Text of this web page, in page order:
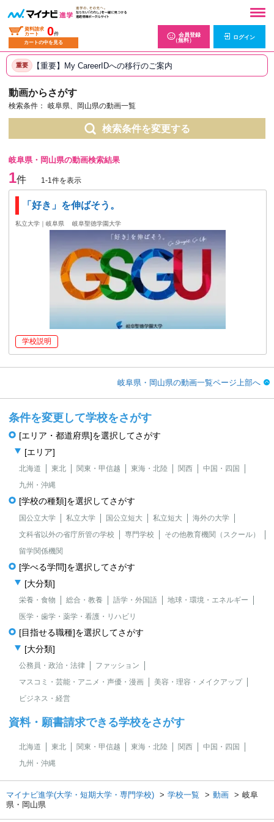
資料請求
カート
0件
カートの中を見る
会員登録
（無料）
ログイン
重要 【重要】My CareerIDへの移行のご案内
動画からさがす
検索条件： 岐阜県、岡山県の動画一覧
検索条件を変更する
岐阜県・岡山県の動画検索結果
1件 1-1件を表示
「好き」を伸ばそう。
私立大学｜岐阜県 岐阜聖徳学園大学
学校説明
岐阜県・岡山県の動画一覧ページ上部へ
条件を変更して学校をさがす
[エリア・都道府県]を選択してさがす
[エリア]
北海道 東北 関東・甲信越 東海・北陸 関西
中国・四国
九州・沖縄
[学校の種類]を選択してさがす
国公立大学 私立大学 国公立短大 私立短大
海外の大学
文科省以外の省庁所管の学校
専門学校
その他教育機関（スクール）
留学関係機関
[学べる学問]を選択してさがす
[大分類]
栄養・食物 総合・教養 語学・外国語
地球・環境・エネルギー
医学・歯学・薬学・看護・リハビリ
[目指せる職種]を選択してさがす
[大分類]
公務員・政治・法律
ファッション
マスコミ・芸能・アニメ・声優・漫画
美容・理容・メイクアップ
ビジネス・経営
資料・願書請求できる学校をさがす
北海道 東北 関東・甲信越 東海・北陸 関西
中国・四国
九州・沖縄
マイナビ進学(大学・短期大学・専門学校) 学校一覧 動画
岐阜
県・岡山県